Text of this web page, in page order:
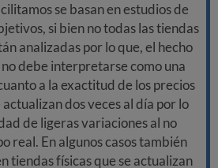
se basan en estudios de
si bien no todas las tiendas
analizadas por lo que, el hecho
debe interpretarse como una
a la exactitud de los precios
dos veces al día por lo
de ligeras variaciones al no
real. En algunos casos también
tiendas físicas que se actualizan